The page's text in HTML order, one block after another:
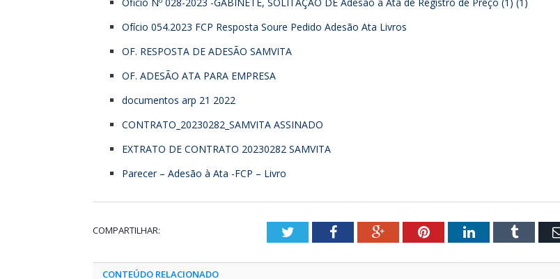
Ofício 054.2023 FCP Resposta Soure Pedido Adesão Ata Livros
OF. RESPOSTA DE ADESÃO SAMVITA
OF. ADESÃO ATA PARA EMPRESA
documentos arp 21 2022
CONTRATO_20230282_SAMVITA ASSINADO
EXTRATO DE CONTRATO 20230282 SAMVITA
Parecer – Adesão à Ata -FCP – Livro
COMPARTILHAR: TwitterFacebookGoogle+PinterestLinkedInTumblr
CONTEÚDO RELACIONADO